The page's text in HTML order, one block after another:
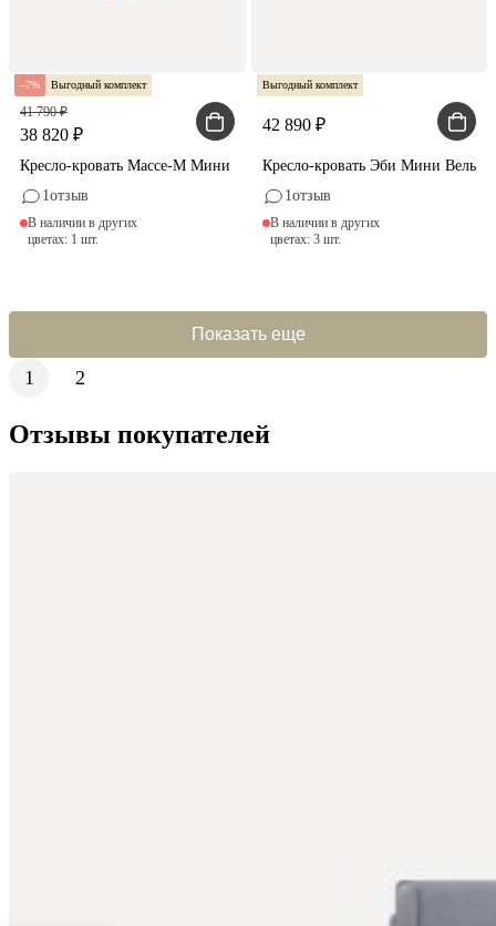
7 Выгодный комплект
38 820
41 790
Кресло-кровать Массе-М Мини Велюр Терракотовый
1отзыв
В наличии в других
цветах: 1 шт.
Выгодный комплект
42 890
Кресло-кровать Эби Мини
1отзыв
В наличии в других
цветах: 3 шт.
Показать еще
1 2
Отзывы покупателей